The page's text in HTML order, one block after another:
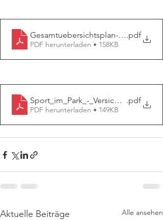
Gesamtuebersichtsplan-Sport-im-
.pdf
PDF herunterladen • 158KB
Sport_im_Park_-_Versicherung-ARAG
.pdf
PDF herunterladen • 149KB
Aktuelle Beiträge Alle ansehen